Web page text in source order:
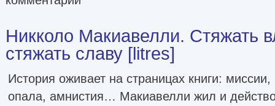
Никколо Макиавелли. Стяжать
стяжать славу [litres]
История оживает на страницах книги:
опала, амнистия… Макиавелли жил и